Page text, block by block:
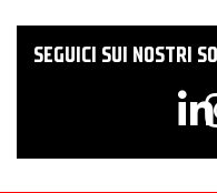
SEGUICI SUI NOSTRI